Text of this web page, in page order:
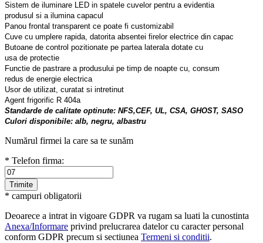
Sistem de iluminare LED in spatele cuvelor pentru a evidentia
produsul si a ilumina capacul
Panou frontal transparent ce poate fi customizabil
Cuve cu umplere rapida, datorita absentei firelor electrice din capac
Butoane de control pozitionate pe partea laterala dotate cu
usa de protectie
Functie de pastrare a produsului pe timp de noapte cu, consum
redus de energie electrica
Usor de utilizat, curatat si intretinut
Agent frigorific R 404a
Standarde de calitate optinute: NFS,CEF, UL, CSA, GHOST, SASO
Culori disponibile: alb, negru, albastru
Numărul firmei la care sa te sunăm
* Telefon firma:
* campuri obligatorii
Deoarece a intrat in vigoare GDPR va rugam sa luati la cunostinta
Anexa/Informare privind prelucrarea datelor cu caracter personal
conform GDPR precum si sectiunea Termeni si conditii.